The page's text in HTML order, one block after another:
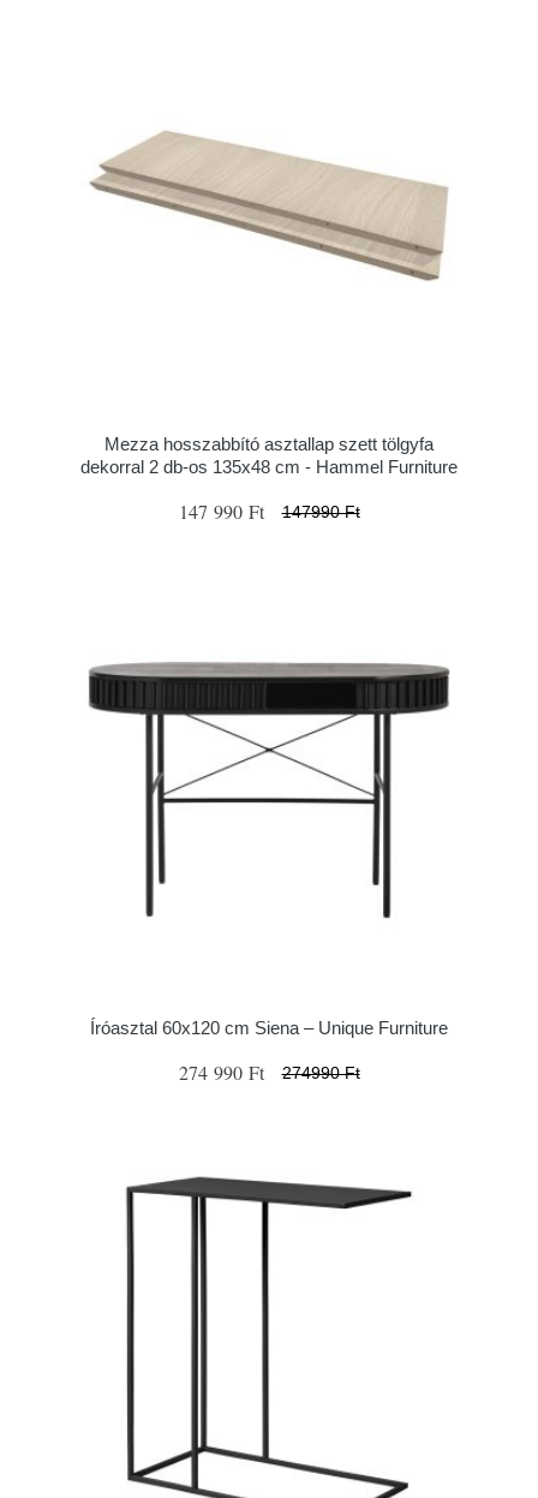
Mezza hosszabbító asztallap szett tölgyfa
dekorral 2 db-os 135x48 cm - Hammel Furniture
147 990 Ft 147990 Ft
Íróasztal 60x120 cm Siena – Unique Furniture
274 990 Ft 274990 Ft